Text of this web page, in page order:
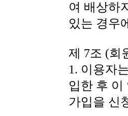
여 배상하
있는 경우
제 7조 (회
1. 이용자
입한 후
가입을 신